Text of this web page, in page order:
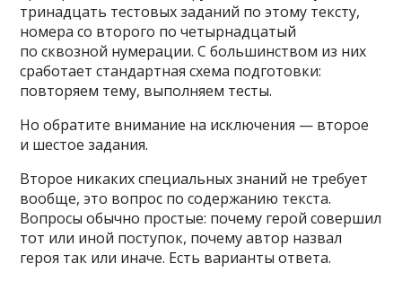
тринадцать тестовых заданий по этому тексту,
номера со второго по четыр­над­цатый
по сквозной нумерации. С большинством из них
сработает стандартная схема подготовки:
повторяем тему, выполняем тесты.
Но обратите внимание на исключения — второе
и шестое задания.
Второе никаких специальных знаний не требует
вообще, это вопрос по содержанию текста.
Вопросы обычно простые: почему герой совершил
тот или иной поступок, почему автор назвал
героя так или иначе. Есть варианты ответа.